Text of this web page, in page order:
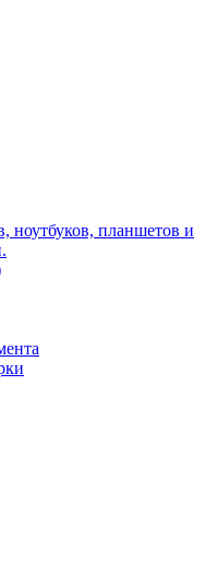
ноутбуков, планшетов и